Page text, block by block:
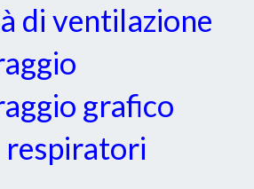
di ventilazione
grafico
respiratori